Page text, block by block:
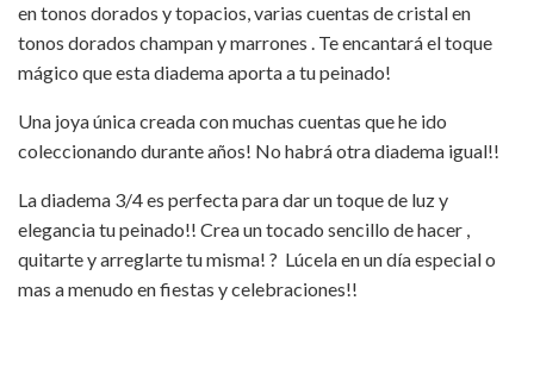
en tonos dorados y topacios, varias cuentas de cristal en
tonos dorados champan y marrones . Te encantará el toque
mágico que esta diadema aporta a tu peinado!
Una joya única creada con muchas cuentas que he ido
coleccionando durante años! No habrá otra diadema igual!!
La diadema 3/4 es perfecta para dar un toque de luz y
elegancia tu peinado!! Crea un tocado sencillo de hacer ,
quitarte y arreglarte tu misma! ? Lúcela en un día especial o
mas a menudo en fiestas y celebraciones!!